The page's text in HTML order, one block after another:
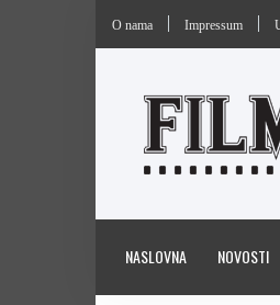
O nama Impressum
NASLOVNA NOVOSTI